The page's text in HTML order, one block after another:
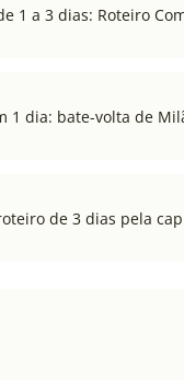
1 a 3 dias: Roteiro
1 dia: bate-volta de
de 3 dias pela